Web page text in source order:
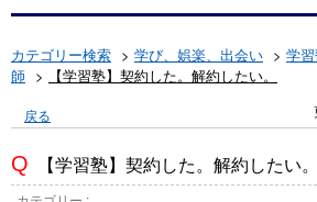
カテゴリー検索 > 学び、娯楽、出会い > 学
師 > 【学習塾】契約した。解約したい。
戻る
【学習塾】契約した。解約したい。